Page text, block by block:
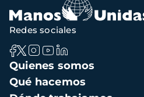
Navegación
principal
Quienes somos
Qué hacemos
Redes sociales